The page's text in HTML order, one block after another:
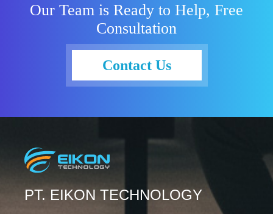
Our Team is Ready to Help, Free
Consultation
Contact Us
PT. EIKON TECHNOLOGY